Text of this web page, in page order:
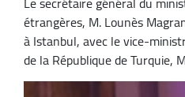
étrangères, M. Lounès
à Istanbul, avec le vice-
de la République de Turquie,